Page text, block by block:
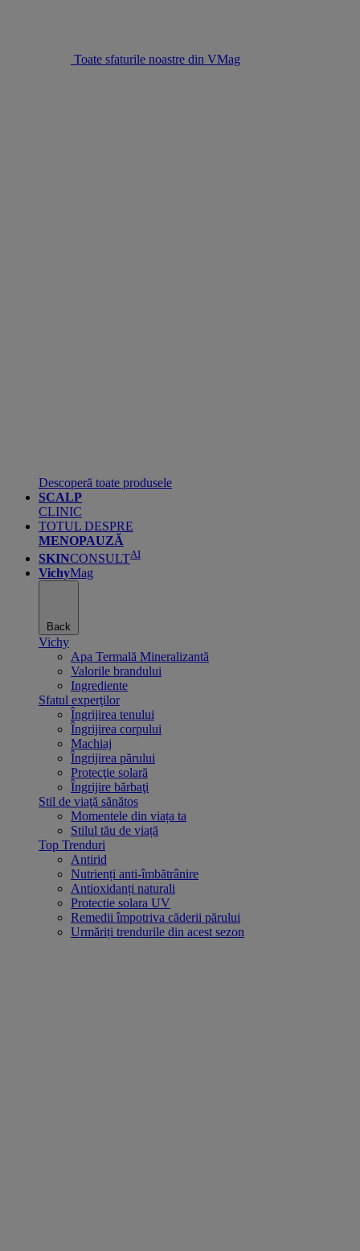
Toate sfaturile noastre din VMag
Descoperă toate produsele
SCALP
CLINIC
TOTUL DESPRE
MENOPAUZĂ
SKINCONSULTAI
VichyMag
Back
Vichy
Apa Termală Mineralizantă
Valorile brandului
Ingrediente
Sfatul experţilor
Îngrijirea tenului
Îngrijirea corpului
Machiaj
Îngrijirea părului
Protecţie solară
Îngrijire bărbaţi
Stil de viaţă sănătos
Momentele din viața ta
Stilul tău de viață
Top Trenduri
Antirid
Nutrienți anti-îmbătrânire
Antioxidanți naturali
Protectie solara UV
Remedii împotriva căderii părului
Urmăriți trendurile din acest sezon